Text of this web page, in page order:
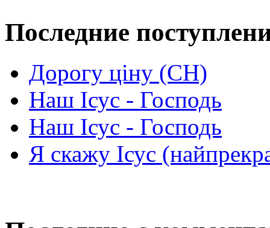
Последние
Дорогу ціну (СН)
Наш Ісус - Господь
Наш Ісус - Господь
Я скажу Ісус